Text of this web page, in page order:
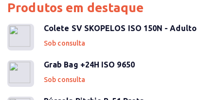
Produtos em destaque
Colete SV SKOPELOS ISO 150N - Adulto
Sob consulta
Grab Bag +24H ISO 9650
Sob consulta